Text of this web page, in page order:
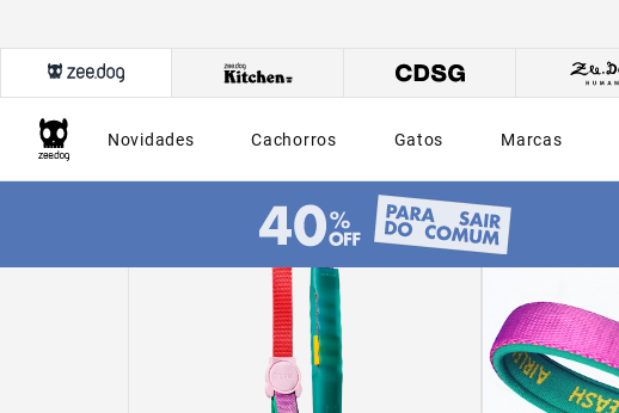
Novidades
Cachorros Gatos Marcas